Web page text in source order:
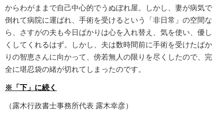
からわがままで自己中心的でうぬぼれ屋。しかし、妻が病気で
倒れて病院に運ばれ、手術を受けるという「非日常」の空間な
ら、さすがの夫も今日ばかりは心を入れ替え、気を使い、優し
くしてくれるはず。しかし、夫は数時間前に手術を受けたばか
りの智恵さんに向かって、傍若無人の限りを尽くしたので、完
全に堪忍袋の緒が切れてしまったのです。
※「下」に続く
（露木行政書士事務所代表 露木幸彦）